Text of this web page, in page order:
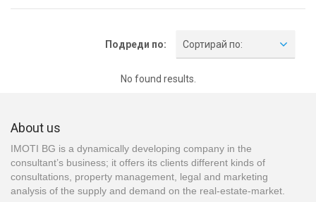
Подреди по: Сортирай по:
No found results.
About us
IMOTI BG is a dynamically developing company in the
consultant’s business; it offers its clients different kinds of
consultations, property management, legal and marketing
analysis of the supply and demand on the real-estate-market.